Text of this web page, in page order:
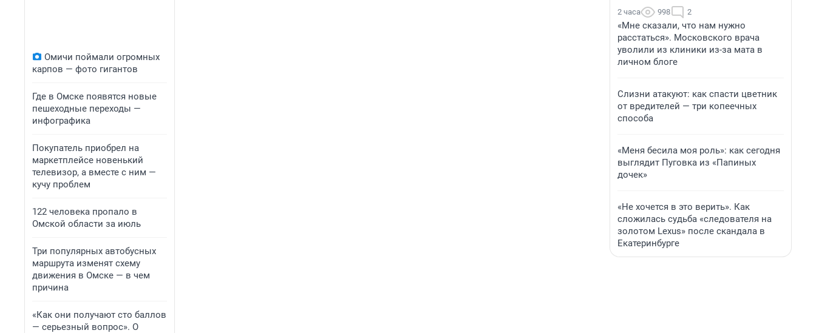
Омичи поймали огромных
карпов — фото гигантов
Где в Омске появятся новые
пешеходные переходы —
инфографика
Покупатель приобрел на
маркетплейсе новенький
телевизор, а вместе с ним —
кучу проблем
122 человека пропало в
Омской области за июль
Три популярных автобусных
маршрута изменят схему
движения в Омске — в чем
причина
«Как они получают сто баллов
— серьезный вопрос». О
2 часа 998 2
«Мне сказали, что нам нужно
расстаться». Московского врача
уволили из клиники из-за мата в
личном блоге
Слизни атакуют: как спасти цветник
от вредителей — три копеечных
способа
«Меня бесила моя роль»: как сегодня
выглядит Пуговка из «Папиных
дочек»
«Не хочется в это верить». Как
сложилась судьба «следователя на
золотом Lexus» после скандала в
Екатеринбурге